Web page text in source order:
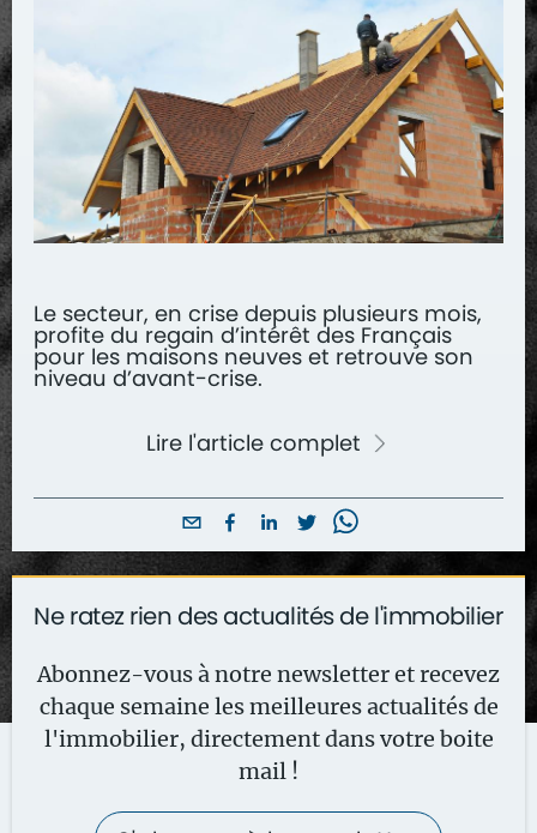
Le secteur, en crise depuis plusieurs mois,
profite du regain d’intérêt des Français
pour les maisons neuves et retrouve son
niveau d’avant-crise.
Lire l'article complet
Ne ratez rien des actualités de l'immobilier
Abonnez-vous à notre newsletter et recevez
chaque semaine les meilleures actualités de
l'immobilier, directement dans votre boite
mail !